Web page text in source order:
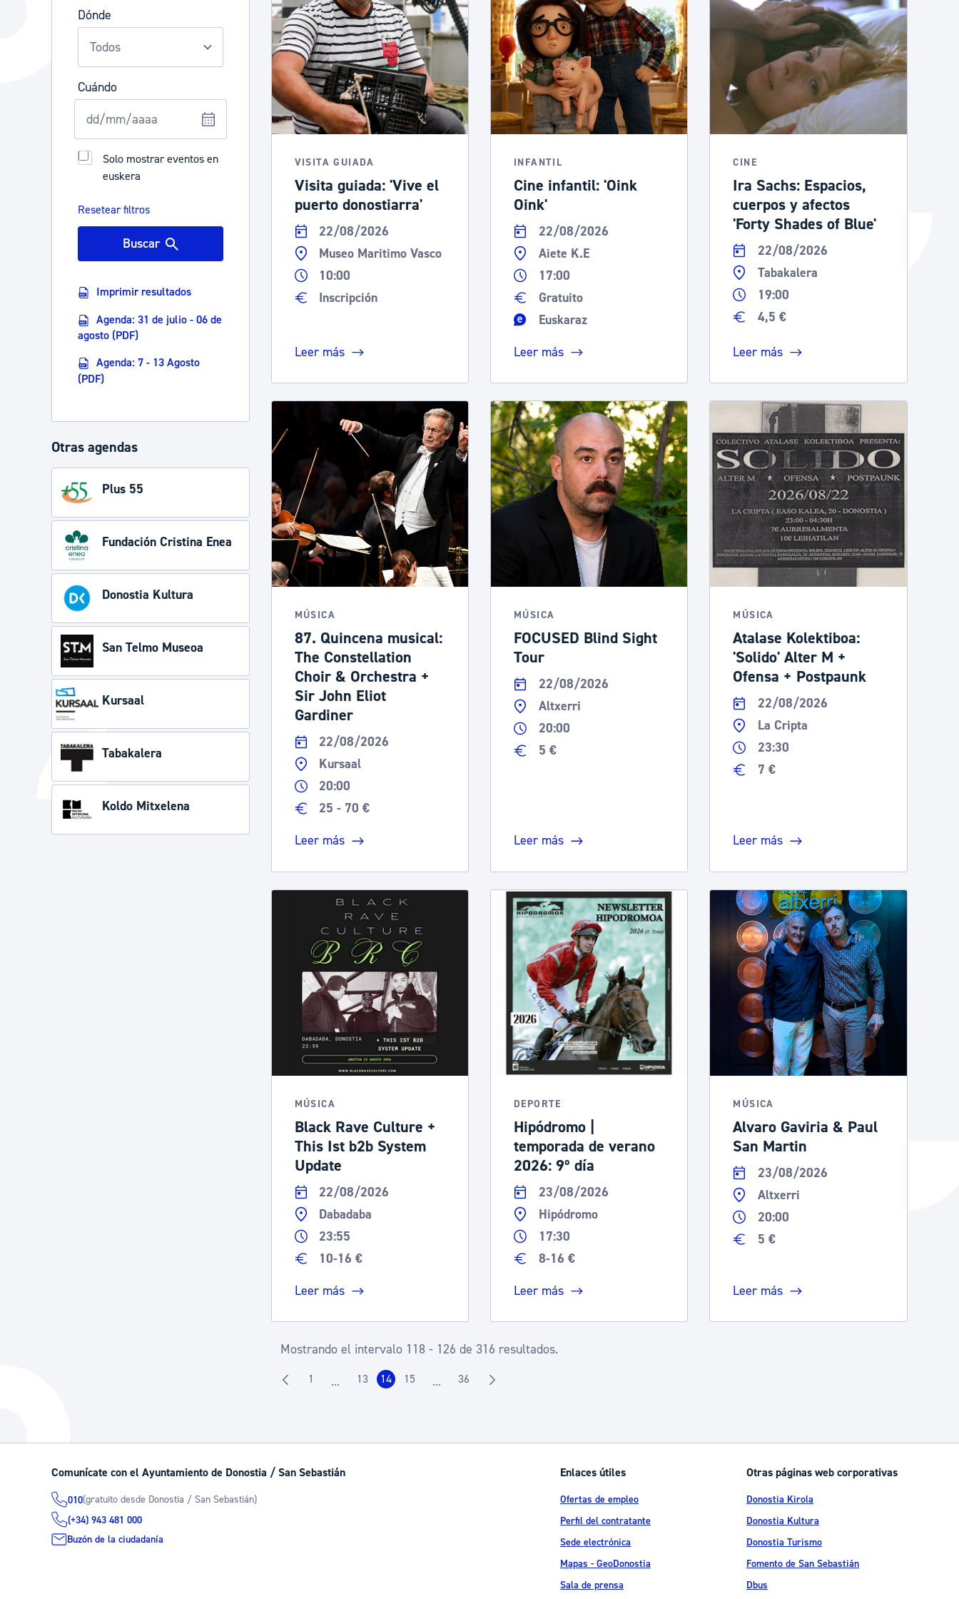
La ciudad
La ciudad ahora
Descubre la ciudad
La ciudad futura
Actualidad
Noticias
Avisos
Agenda cultural
Administración municipal
Tablón de anuncios oficiales
Calendario fiscal
Portal de transparencia
Catálogo de trámites
Ayuda a la tramitación
Dónde
Cuándo
Solo mostrar eventos en
euskera
Resetear filtros
Buscar
Imprimir resultados
Agenda: 31 de julio - 06 de
agosto (PDF)
Agenda: 7 - 13 Agosto
(PDF)
Otras agendas
Plus 55
Fundación Cristina Enea
Donostia Kultura
San Telmo Museoa
Kursaal
Tabakalera
Koldo Mitxelena
VISITA GUIADA
Visita guiada: 'Vive el
puerto donostiarra'
22/08/2026
Museo Maritimo Vasco
10:00
Inscripción
Leer más
INFANTIL
Cine infantil: 'Oink
Oink'
22/08/2026
Aiete K.E
17:00
Gratuito
Euskaraz
Leer más
CINE
Ira Sachs: Espacios,
cuerpos y afectos
'Forty Shades of Blue'
22/08/2026
Tabakalera
19:00
4,5 €
Leer más
MÚSICA
87. Quincena musical:
The Constellation
Choir & Orchestra +
Sir John Eliot
Gardiner
22/08/2026
Kursaal
20:00
25 - 70 €
Leer más
MÚSICA
FOCUSED Blind Sight
Tour
22/08/2026
Altxerri
20:00
5 €
Leer más
MÚSICA
Atalase Kolektiboa:
'Solido' Alter M +
Ofensa + Postpaunk
22/08/2026
La Cripta
23:30
7 €
Leer más
MÚSICA
Black Rave Culture +
This Ist b2b System
Update
22/08/2026
Dabadaba
23:55
10-16 €
Leer más
DEPORTE
Hipódromo |
temporada de verano
2026: 9º día
23/08/2026
Hipódromo
17:30
8-16 €
Leer más
MÚSICA
Alvaro Gaviria & Paul
San Martin
23/08/2026
Altxerri
20:00
5 €
Leer más
Mostrando el intervalo 118 - 126 de 316 resultados.
Página
1 ...Páginas intermedias Use TAB para desplazarse.
Página
13 Página
14 Página
15 ...Páginas intermedias Use TAB para desplazarse.
Página
36
Comunícate con el Ayuntamiento de Donostia / San Sebastián
010(gratuito desde Donostia / San Sebastián)
(+34) 943 481 000
Buzón de la ciudadanía
Enlaces útiles
Ofertas de empleo
Perfil del contratante
Sede electrónica
Mapas - GeoDonostia
Sala de prensa
Otras páginas web corporativas
Donostia Kirola
Donostia Kultura
Donostia Turismo
Fomento de San Sebastián
Dbus